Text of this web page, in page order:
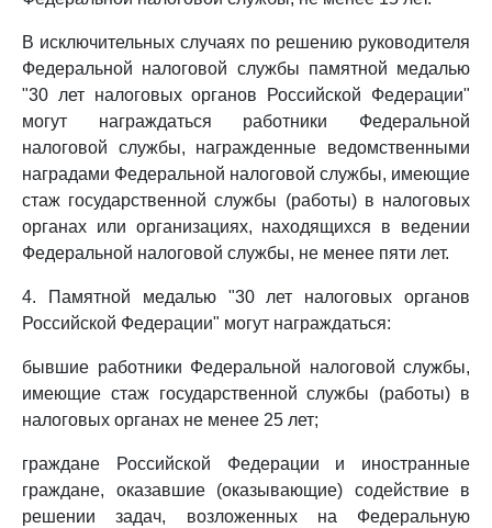
В исключительных случаях по решению руководителя
Федеральной налоговой службы памятной медалью
"30 лет налоговых органов Российской Федерации"
могут награждаться работники Федеральной
налоговой службы, награжденные ведомственными
наградами Федеральной налоговой службы, имеющие
стаж государственной службы (работы) в налоговых
органах или организациях, находящихся в ведении
Федеральной налоговой службы, не менее пяти лет.
4. Памятной медалью "30 лет налоговых органов
Российской Федерации" могут награждаться:
бывшие работники Федеральной налоговой службы,
имеющие стаж государственной службы (работы) в
налоговых органах не менее 25 лет;
граждане Российской Федерации и иностранные
граждане, оказавшие (оказывающие) содействие в
решении задач, возложенных на Федеральную